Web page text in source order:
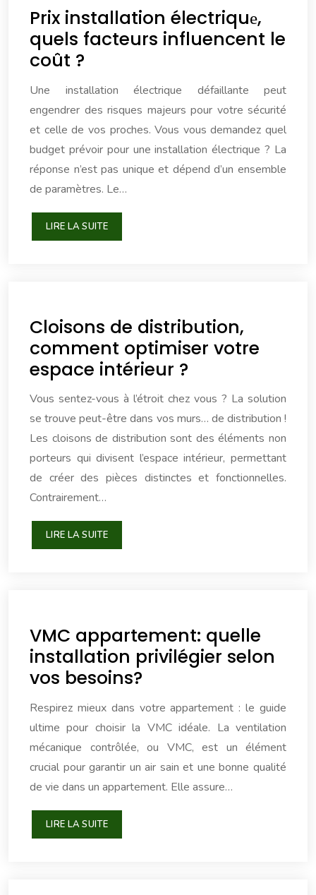
Prix installation électriquе,
quels facteurs influencent le
coût ?
Une installation électrique défaillante peut
engendrer des risques majeurs pour votre sécurité
et celle de vos proches. Vous vous demandez quel
budget prévoir pour une installation électrique ? La
réponse n’est pas unique et dépend d’un ensemble
de paramètres. Le…
LIRE LA SUITE
Cloisons de distribution,
comment optimiser votre
espace intérieur ?
Vous sentez-vous à l’étroit chez vous ? La solution
se trouve peut-être dans vos murs… de distribution !
Les cloisons de distribution sont des éléments non
porteurs qui divisent l’espace intérieur, permettant
de créer des pièces distinctes et fonctionnelles.
Contrairement…
LIRE LA SUITE
VMC appartement: quelle
installation privilégier selon
vos besoins?
Respirez mieux dans votre appartement : le guide
ultime pour choisir la VMC idéale. La ventilation
mécanique contrôlée, ou VMC, est un élément
crucial pour garantir un air sain et une bonne qualité
de vie dans un appartement. Elle assure…
LIRE LA SUITE